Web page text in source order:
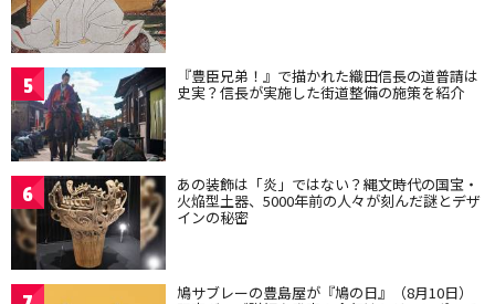
5 『豊臣兄弟！』で描かれた織田信長の道普請は
史実？信長が実施した街道整備の施策を紹介
6 あの装飾は「炎」ではない？縄文時代の国宝・
火焔型土器、5000年前の人々が刻んだ謎とデザ
インの秘密
鳩サブレーの豊島屋が『鳩の日』（8月10日）